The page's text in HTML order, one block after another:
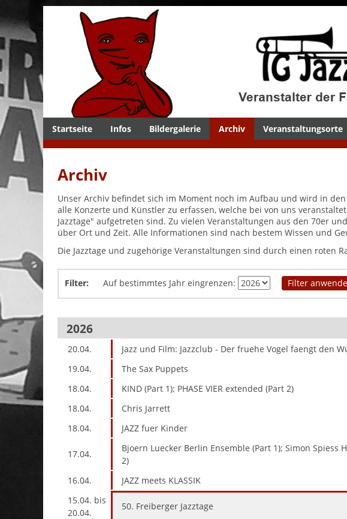
Startseite Infos Bildergalerie Archiv Veranstaltungsorte
Archiv
Unser Archiv befindet sich im Moment noch im Aufbau und wird in
alle Konzerte und Künstler zu erfassen, welche bei von uns
Jazztage" aufgetreten sind. Zu vielen Veranstaltungen aus den 70er
über Ort und Zeit. Alle Informationen sind nach bestem Wissen und
Die Jazztage und zugehörige Veranstaltungen sind durch einen roten
Filter: Auf bestimmtes Jahr eingrenzen:
2026
20.04.
Jazz und Film: Jazzclub - Der fruehe Vogel faengt den
19.04.
The Sax Puppets
18.04.
KIND (Part 1); PHASE VIER extended (Part 2)
18.04.
Chris Jarrett
18.04.
JAZZ fuer Kinder
17.04.
Bjoern Luecker Berlin Ensemble (Part 1); Simon Spiess
2)
16.04.
JAZZ meets KLASSIK
15.04. bis
20.04.
50. Freiberger Jazztage